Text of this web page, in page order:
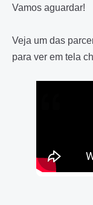
Vamos aguardar!
Veja um das
para ver em tela